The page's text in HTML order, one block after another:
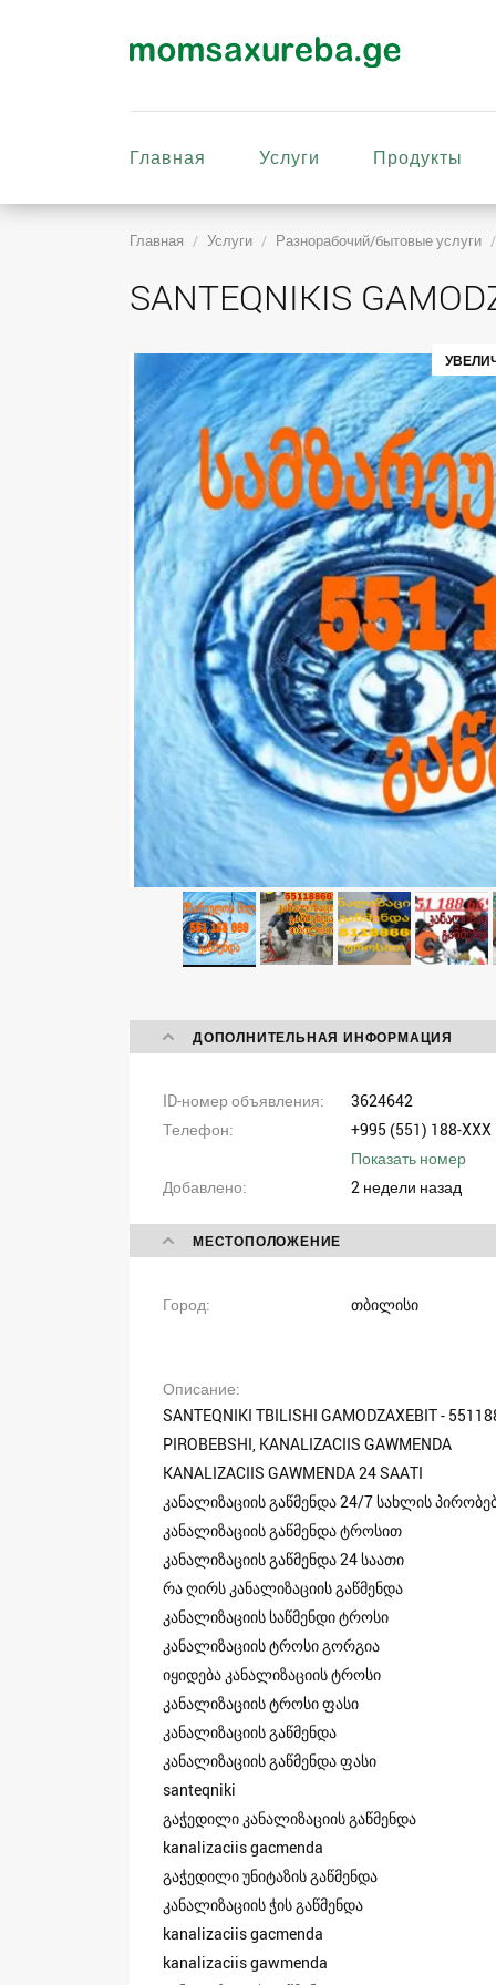
Главная Услуги Продукты
Главная Услуги Разнорабочий/бытовые услуги
SANTEQNIKIS
ДОПОЛНИТЕЛЬНАЯ ИНФОРМАЦИЯ
ID-номер объявления
3624642
Телефон
+995 (551) 188-XXX
Показать номер
Добавлено
2 недели назад
МЕСТОПОЛОЖЕНИЕ
Город თბილისი
Описание
SANTEQNIKI TBILISHI GAMODZAXEBIT -
PIROBEBSHI, KANALIZACIIS GAWMENDA
KANALIZACIIS GAWMENDA 24 SAATI
კანალიზაციის გაწმენდა 24/7 სახლის
კანალიზაციის გაწმენდა ტროსით
კანალიზაციის გაწმენდა 24 საათი
რა ღირს კანალიზაციის გაწმენდა
კანალიზაციის საწმენდი ტროსი
კანალიზაციის ტროსი გორგია
იყიდება კანალიზაციის ტროსი
კანალიზაციის ტროსი ფასი
კანალიზაციის გაწმენდა
კანალიზაციის გაწმენდა ფასი
santeqniki
გაჭედილი კანალიზაციის გაწმენდა
kanalizaciis gacmenda
გაჭედილი უნიტაზის გაწმენდა
კანალიზაციის ჭის გაწმენდა
kanalizaciis gacmenda
kanalizaciis gawmenda